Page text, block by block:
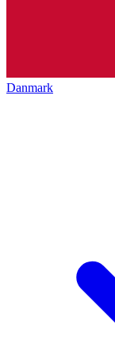
Danmark